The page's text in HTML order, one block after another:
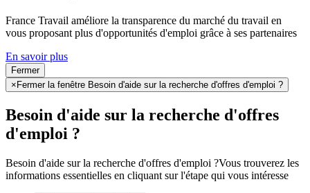
France Travail améliore la transparence du marché du travail en
vous proposant plus d'opportunités d'emploi grâce à ses partenaires
En savoir plus
Fermer
× Fermer la fenêtre Besoin d'aide sur la recherche d'offres d'emploi ?
Besoin d'aide sur la recherche d'offres
d'emploi ?
Besoin d'aide sur la recherche d'offres d'emploi ?Vous trouverez les
informations essentielles en cliquant sur l'étape qui vous intéresse